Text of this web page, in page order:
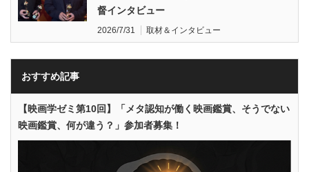
督インタビュー
2026/7/31 取材＆インタビュー
おすすめ記事
【映画学ゼミ第10回】「メタ認知が働く映画鑑賞、そうでない
映画鑑賞、何が違う？」参加者募集！